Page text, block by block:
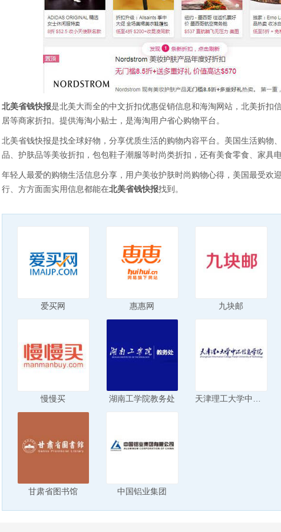
北美省钱快报是北美大而全的中文折扣优惠促销信息和海淘网站，北美折扣
居等商家折扣。提供海淘小贴士，是海淘用户省心购物平台。
北美省钱快报是找全球好物，分享优质生活的购物内容平台。美国生活购物
品、护肤品等美妆折扣，包包鞋子潮服等时尚类折扣，还有美食零食、家具
年轻人最爱的购物生活信息分享，用户美妆护肤时尚购物心得，美国最受欢
行、方方面面实用信息都能在北美省钱快报找到。
爱买网 惠惠网 九块邮
慢慢买 湖南工学院教务处
甘肃省图书馆 中国铝业集团